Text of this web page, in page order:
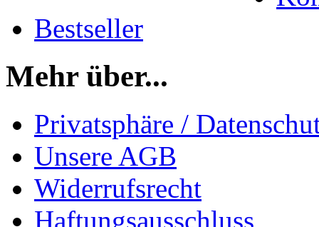
Bestseller
Mehr über...
Privatsphäre /
Unsere AGB
Widerrufsrecht
Haftungsausschluss